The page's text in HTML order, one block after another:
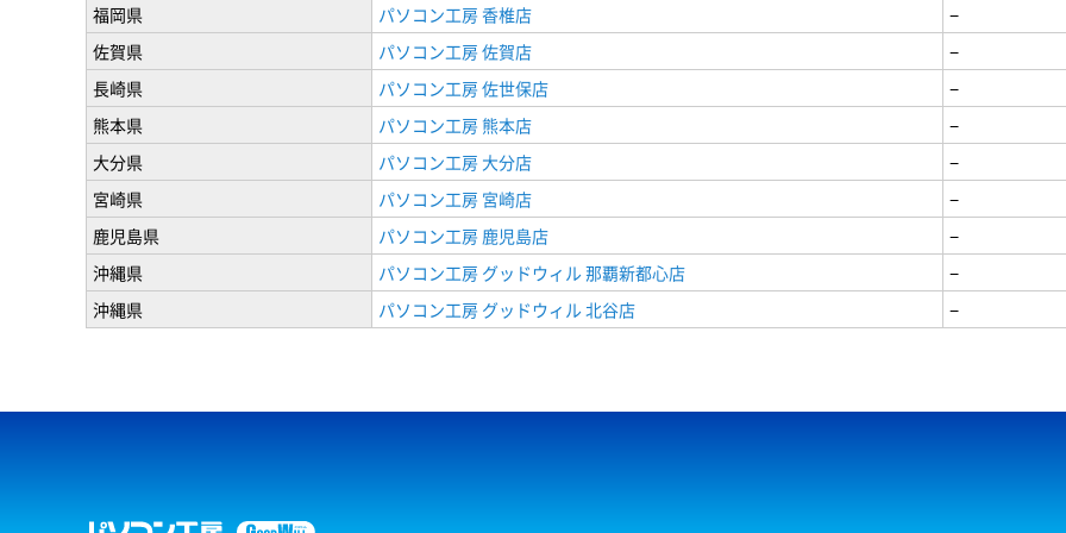
福岡県
パソコン工房 香椎店
−
佐賀県
パソコン工房 佐賀店
−
長崎県
パソコン工房 佐世保店
−
熊本県
パソコン工房 熊本店
−
大分県
パソコン工房 大分店
−
宮崎県
パソコン工房 宮崎店
−
鹿児島県
パソコン工房 鹿児島店
−
沖縄県
パソコン工房 グッドウィル 那覇新都心店
−
沖縄県
パソコン工房 グッドウィル 北谷店 −